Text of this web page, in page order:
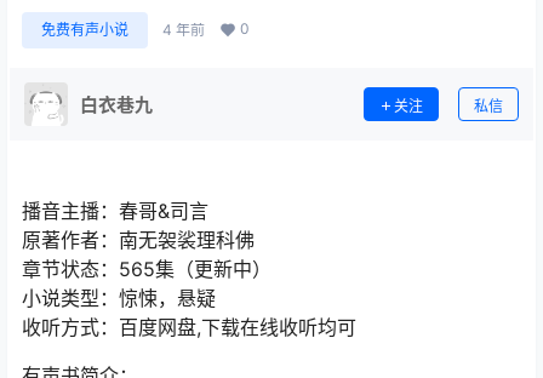
免费有声小说 4 年前 0
白衣巷九 关注 私信
播音主播：春哥&司言
原著作者：南无袈裟理科佛
章节状态：565集（更新中）
小说类型：惊悚，悬疑
收听方式：百度网盘,下载在线收听均可